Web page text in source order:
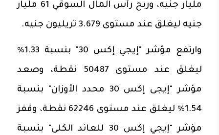
مليار جنيه، وربح رأس المال السوقي 61 مليار
جنيه ليغلق عند مستوى 3.679 تريليون جنيه.
وارتفع مؤشر "إيجي إكس 30" بنسبة 1.33%
ليغلق عند مستوى 50487 نقطة، وصعد
مؤشر "إيجى إكس 30 محدد الأوزان" بنسبة
1.54% ليغلق عند مستوى 62246 نقطة، وقفز
مؤشر "إيجي إكس 30 للعائد الكلى" بنسبة